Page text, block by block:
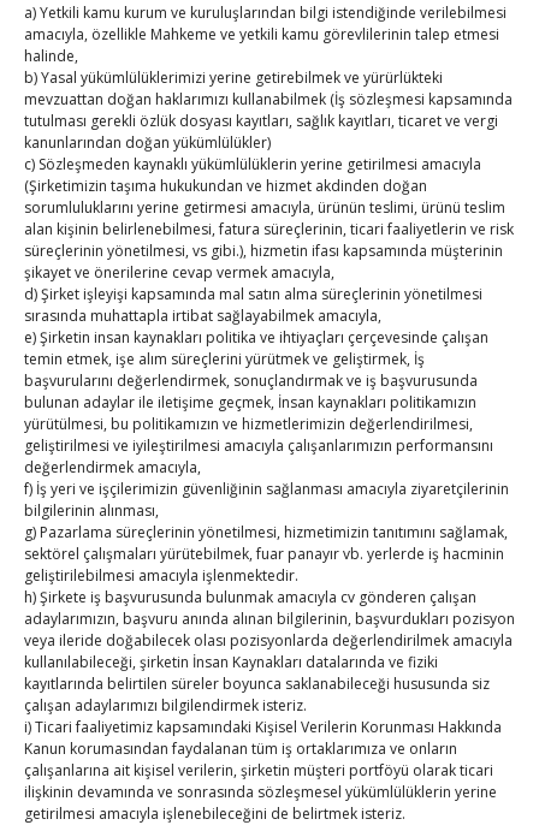
a) Yetkili kamu kurum ve kuruluşlarından bilgi istendiğinde verilebilmesi
amacıyla, özellikle Mahkeme ve yetkili kamu görevlilerinin talep etmesi
halinde,
b) Yasal yükümlülüklerimizi yerine getirebilmek ve yürürlükteki
mevzuattan doğan haklarımızı kullanabilmek (İş sözleşmesi kapsamında
tutulması gerekli özlük dosyası kayıtları, sağlık kayıtları, ticaret ve vergi
kanunlarından doğan yükümlülükler)
c) Sözleşmeden kaynaklı yükümlülüklerin yerine getirilmesi amacıyla
(Şirketimizin taşıma hukukundan ve hizmet akdinden doğan
sorumluluklarını yerine getirmesi amacıyla, ürünün teslimi, ürünü teslim
alan kişinin belirlenebilmesi, fatura süreçlerinin, ticari faaliyetlerin ve risk
süreçlerinin yönetilmesi, vs gibi.), hizmetin ifası kapsamında müşterinin
şikayet ve önerilerine cevap vermek amacıyla,
d) Şirket işleyişi kapsamında mal satın alma süreçlerinin yönetilmesi
sırasında muhattapla irtibat sağlayabilmek amacıyla,
e) Şirketin insan kaynakları politika ve ihtiyaçları çerçevesinde çalışan
temin etmek, işe alım süreçlerini yürütmek ve geliştirmek, İş
başvurularını değerlendirmek, sonuçlandırmak ve iş başvurusunda
bulunan adaylar ile iletişime geçmek, İnsan kaynakları politikamızın
yürütülmesi, bu politikamızın ve hizmetlerimizin değerlendirilmesi,
geliştirilmesi ve iyileştirilmesi amacıyla çalışanlarımızın performansını
değerlendirmek amacıyla,
f) İş yeri ve işçilerimizin güvenliğinin sağlanması amacıyla ziyaretçilerinin
bilgilerinin alınması,
g) Pazarlama süreçlerinin yönetilmesi, hizmetimizin tanıtımını sağlamak,
sektörel çalışmaları yürütebilmek, fuar panayır vb. yerlerde iş hacminin
geliştirilebilmesi amacıyla işlenmektedir.
h) Şirkete iş başvurusunda bulunmak amacıyla cv gönderen çalışan
adaylarımızın, başvuru anında alınan bilgilerinin, başvurdukları pozisyon
veya ileride doğabilecek olası pozisyonlarda değerlendirilmek amacıyla
kullanılabileceği, şirketin İnsan Kaynakları datalarında ve fiziki
kayıtlarında belirtilen süreler boyunca saklanabileceği hususunda siz
çalışan adaylarımızı bilgilendirmek isteriz.
i) Ticari faaliyetimiz kapsamındaki Kişisel Verilerin Korunması Hakkında
Kanun korumasından faydalanan tüm iş ortaklarımıza ve onların
çalışanlarına ait kişisel verilerin, şirketin müşteri portföyü olarak ticari
ilişkinin devamında ve sonrasında sözleşmesel yükümlülüklerin yerine
getirilmesi amacıyla işlenebileceğini de belirtmek isteriz.
TOBB Türkiye Tarım Meclisi Başkanı Ülkü
Karakuş ve Meclis üyelerini kabul etti.
Görüşmede, sektörel sorunlar ve çözüm önerileri
değerlendirildi.​
Hisarcıklıoğlu, İçişleri Bakan
Yardımcısı Yiğitbaşı’nı ziyaret
etti
Temmuz 23, 2026 TOBB HABER TUTSO
23.07.2026 / Ankara Türkiye Odalar ve Borsalar
Birliği (TOBB) Başkanı M. Rifat Hisarcıklıoğlu,
İçişleri Bakan Yardımcısı Doç. Dr. Kübra Güran
Yiğitbaşı’nı ziyaret etti. Hisarcıklıoğlu, Bakan
Yardımcısı Yiğitbaşı’na çalışmalarında başarılar
diledi. ​
Suriye Serbest Ticaret, Sanayi
Bölgeleri ve Yatırım Ortamı
toplantısı gerçekleştirildi
Temmuz 22, 2026 TOBB HABER TUTSO